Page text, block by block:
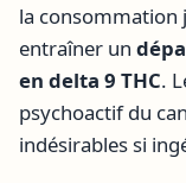
la
entraîner un
en delta 9 THC.
psychoactif du
indésirables si